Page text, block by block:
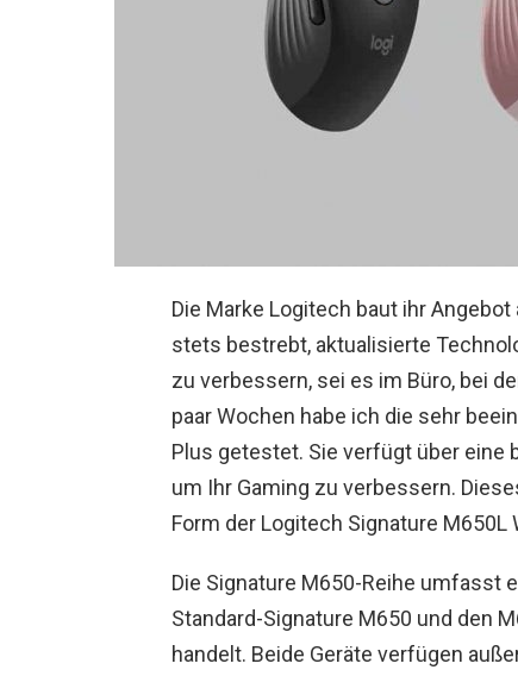
Die Marke Logitech baut ihr
stets bestrebt, aktualisierte
zu verbessern, sei es im Büro, bei
paar Wochen habe ich die sehr
Plus getestet. Sie verfügt über eine
um Ihr Gaming zu verbessern.
Form der Logitech Signature M650L
Die Signature M650-Reihe umfasst
Standard-Signature M650 und den
handelt. Beide Geräte verfügen